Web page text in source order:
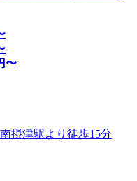
〜
摂津駅より徒歩15分